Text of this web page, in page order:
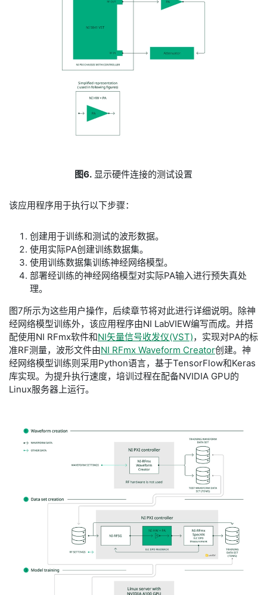
图6. 显示硬件连接的测试设置
​该应用程序用于执行以下步骤：
​创建用于训练和测试的波形数据。
使用实际PA创建训练数据集。
使用训练数据集训练神经网络模型。
部署经训练的神经网络模型对实际PA输入进行预失真处
理。
​图7所示为这些用户操作，后续章节将对此进行详细说明。除神
经网络模型训练外，该应用程序由NI LabVIEW编写而成。并搭
配使用NI RFmx软件和NI矢量信号收发仪(VST)，实现对PA的标
准RF测量，波形文件由NI RFmx Waveform Creator创建。神
经网络模型训练则采用Python语言，基于TensorFlow和Keras
库实现。为提升执行速度，培训过程在配备NVIDIA GPU的
Linux服务器上运行。